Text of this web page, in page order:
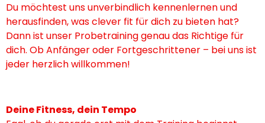
Du möchtest uns unverbindlich kennenlernen und
herausfinden, was clever fit für dich zu bieten hat?
Dann ist unser Probetraining genau das Richtige für
dich. Ob Anfänger oder Fortgeschrittener – bei uns ist
jeder herzlich willkommen!
Deine Fitness, dein Tempo